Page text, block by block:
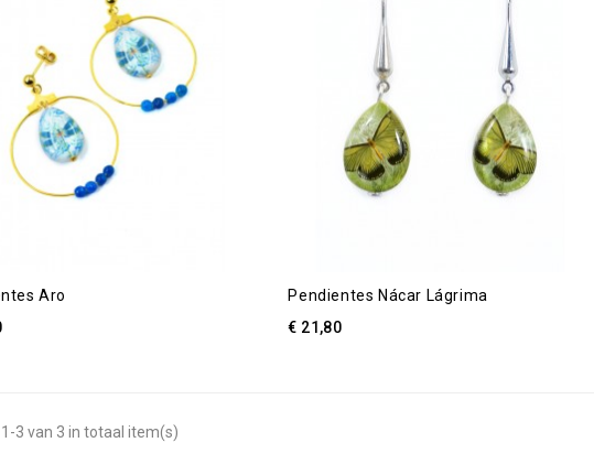
Aro
Pendientes Nácar Lágrima
€ 21,80
1-3 van 3 in totaal item(s)